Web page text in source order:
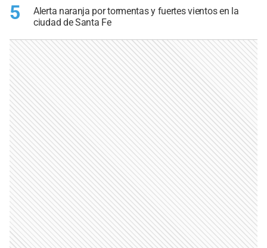
5
Alerta naranja por tormentas y fuertes vientos en la
ciudad de Santa Fe